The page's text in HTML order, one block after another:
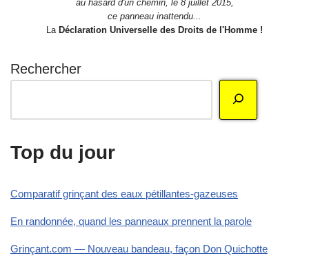
au hasard d'un chemin, le 8 juillet 2015,
ce panneau inattendu...
La Déclaration Universelle des Droits de l'Homme !
Rechercher
Top du jour
Comparatif grinçant des eaux pétillantes-gazeuses
En randonnée, quand les panneaux prennent la parole
Grinçant.com — Nouveau bandeau, façon Don Quichotte